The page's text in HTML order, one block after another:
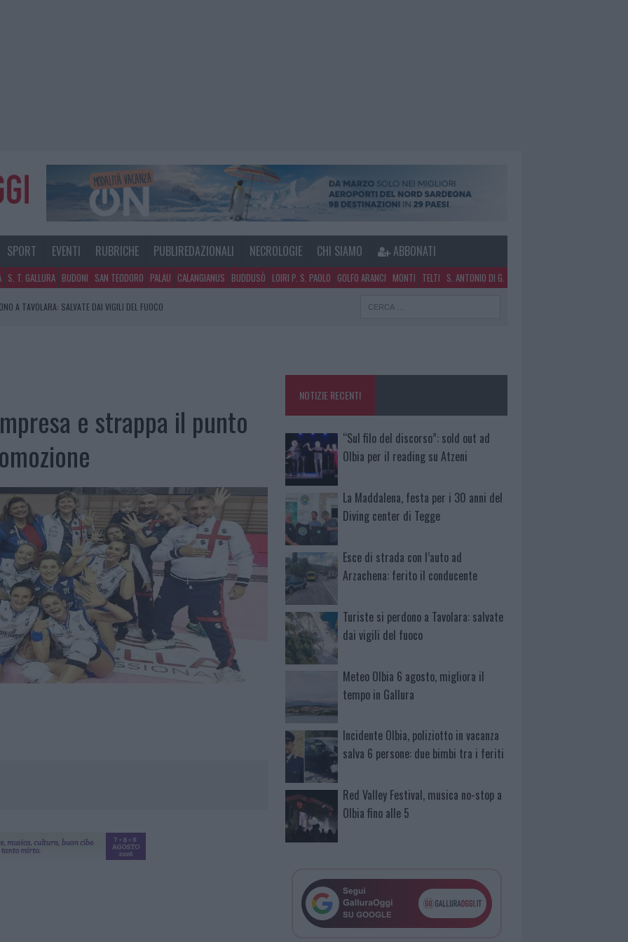
SPORT EVENTI RUBRICHE PUBLIREDAZIONALI NECROLOGIE CHI SIAMO ABBONATI
S. T. GALLURA BUDONI SAN TEODORO PALAU CALANGIANUS BUDDUSÒ LOIRI P. S. PAOLO GOLFO ARANCI MONTI TELTI S. ANTONIO DI G.
A TAVOLARA: SALVATE DAI VIGILI DEL FUOCO
e strappa il punto
NOTIZIE RECENTI
“Sul filo del discorso”: sold out ad
Olbia per il reading su Atzeni
La Maddalena, festa per i 30 anni del
Diving center di Tegge
Esce di strada con l’auto ad
Arzachena: ferito il conducente
Turiste si perdono a Tavolara: salvate
dai vigili del fuoco
Meteo Olbia 6 agosto, migliora il
tempo in Gallura
Incidente Olbia, poliziotto in vacanza
salva 6 persone: due bimbi tra i feriti
Red Valley Festival, musica no-stop a
Olbia fino alle 5